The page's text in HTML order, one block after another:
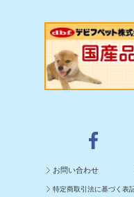
お問い合わせ
特定商取引法に基づく表